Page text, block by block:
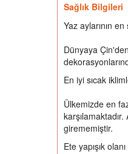
Sağlık Bilgileri
Yaz aylarının
Dünyaya
En iyi sıcak
Ülkemizde en
girememiştir.
Ete yapışık